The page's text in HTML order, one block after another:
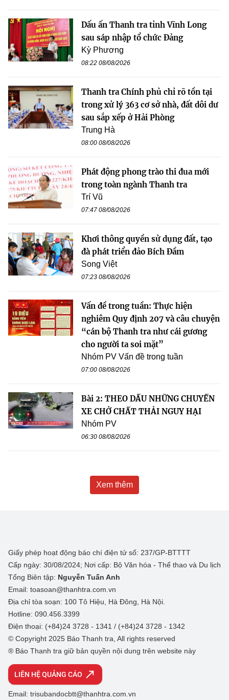
Dấu ấn Thanh tra tỉnh Vĩnh Long
sau sáp nhập tổ chức Đảng
Kỳ Phương
08:22 08/08/2026
Thanh tra Chính phủ chỉ rõ tồn tại
trong xử lý 363 cơ sở nhà, đất dôi dư
sau sắp xếp ở Hải Phòng
Trung Hà
08:00 08/08/2026
Phát động phong trào thi đua mới
trong toàn ngành Thanh tra
Trí Vũ
07:47 08/08/2026
Khơi thông quyền sử dụng đất, tạo
đà phát triển đảo Bích Đầm
Song Việt
07:23 08/08/2026
Vấn đề trong tuần: Thực hiện
nghiêm Quy định 207 và câu chuyện
“cán bộ Thanh tra như cái gương
cho người ta soi mặt”
Nhóm PV Vấn đề trong tuần
07:00 08/08/2026
Bài 2: THEO DẤU NHỮNG CHUYẾN
XE CHỞ CHẤT THẢI NGUY HẠI
Nhóm PV
06:30 08/08/2026
Xem thêm
Giấy phép hoạt động báo chí điện tử số: 237/GP-BTTTT
Cấp ngày: 30/08/2024; Nơi cấp: Bộ Văn hóa - Thể thao và Du lịch
Tổng Biên tập: Nguyễn Tuấn Anh
Email: toasoan@thanhtra.com.vn
Địa chỉ tòa soạn: 100 Tô Hiệu, Hà Đông, Hà Nội.
Hotline: 090.456.3399
Điện thoại: (+84)24 3728 - 1341 / (+84)24 3728 - 1342
© Copyright 2025 Báo Thanh tra, All rights reserved
® Báo Thanh tra giữ bản quyền nội dung trên website này
LIÊN HỆ QUẢNG CÁO
Email: trisubandocbtt@thanhtra.com.vn